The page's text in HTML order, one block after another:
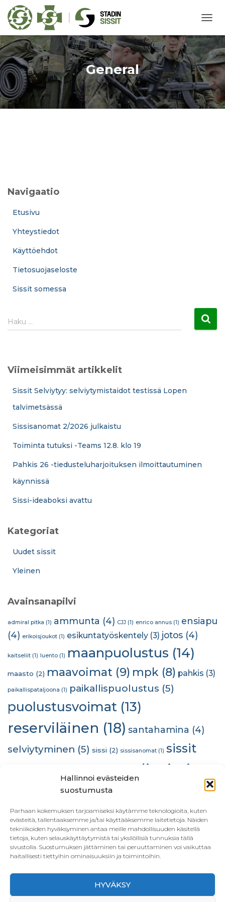
Hallinnoi evästeiden
suostumusta
Parhaan kokemuksen tarjoamiseksi käytämme teknologioita, kuten
evästeitä, tallentaaksemme ja/tai käyttääksemme laitetietoja. Näiden
tekniikoiden hyväksyminen antaa meille mahdollisuuden käsitellä
tietoja, kuten selauskäyttäytymistä tai yksilöllisiä tunnuksia tällä
sivustolla. Suostumuksen jättäminen tai peruuttaminen voi vaikuttaa
haitallisesti tiettyihin ominaisuuksiin ja toimintoihin.
HYVÄKSY
General
Navigaatio
Etusivu
Yhteystiedot
Käyttöehdot
Tietosuojaseloste
Sissit somessa
H
a
Haku …
Viimeisimmät artikkelit
Sissit Selviytyy: selviytymistaidot testissä Lopen
talvimetsässä
Sissisanomat 2/2026 julkaistu
Toiminta tutuksi -Teams 12.8. klo 19
Pahkis 26 -tiedusteluharjoituksen ilmoittautuminen
käynnissä
Sissi-ideaboksi avattu
Kategoriat
Uudet sissit
Yleinen
Avainsanapilvi
admiral pitka (1) ammunta (4) CJJ (1) enrico annus (1) ensiapu
(4) erikoisjoukot (1) esikuntatyöskentely (3) jotos (4)
kaitseliit (1) luento (1) maanpuolustus (14)
maasto (2) maavoimat (9) mpk (8) pahkis (3)
paikallispataljoona (1) paikallispuolustus (5)
puolustusvoimat (13)
reserviläinen (18) santahamina (4)
selviytyminen (5) sissi (2) sissisanomat (1) sissit
stadinsissit
(1) utti(1) viestintä(1)